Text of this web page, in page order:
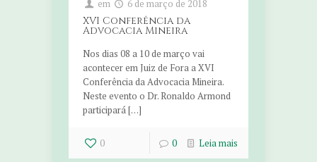
em 6 de março de 2018
XVI Conferência da
Advocacia Mineira
Nos dias 08 a 10 de março vai
acontecer em Juiz de Fora a XVI
Conferência da Advocacia Mineira.
Neste evento o Dr. Ronaldo Armond
participará […]
0 0 Leia mais